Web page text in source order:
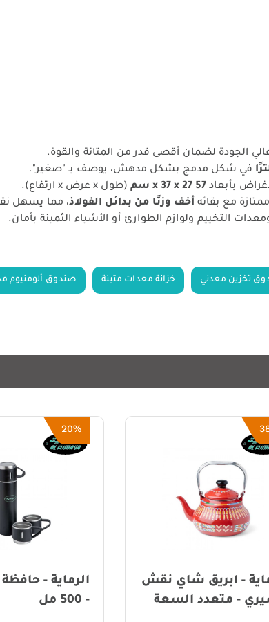
الجودة لضمان أقصى قدر من المتانة والقوة.
في شكل مدمج بشكل مدهش، يوصف بـ "صغير".
بأبعاد 57 x 37 x 27 سم
(طول x عرض x ارتفاع).
مع بقائه أخف وزنًا من بدائل الفولاذ، مما يسهل
التخييم ولوازم الطوارئ أو الأشياء الثمينة بأمان.
تخزين معدني خزانة معدات متينة صندوق ألومنيوم
الرماية - حافظة مشروبات
- 500 مل
مل